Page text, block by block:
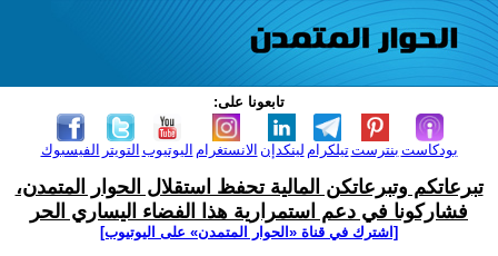
تابعونا على:
الفيسبوك التويتر اليوتيوب الانستغرام لينكدإن تيلكرامبنترست بودكاست
تبرعاتكم وتبرعاتكن المالية تحفظ استقلال الحوار المتمدن،
فشاركونا في دعم استمرارية هذا الفضاء اليساري الحر
[اشترك في قناة ‫«الحوار المتمدن» على اليوتيوب]